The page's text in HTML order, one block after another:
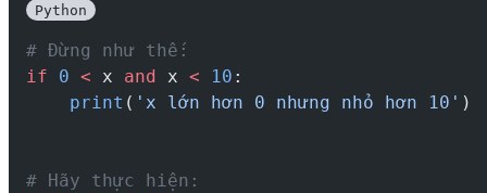
Python
# Đừng như thế:
if
0 < x and x < 10 :
print ( 'x lớn hơn 0 nhưng nhỏ hơn 10' )
# Hãy thực hiện: